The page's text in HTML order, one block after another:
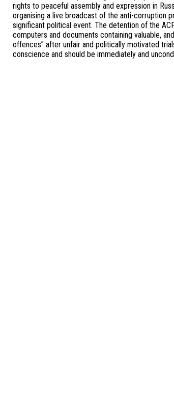
rights to peaceful assembly and expression in
organising a live broadcast of the anti-corruption
significant political event. The detention of the
computers and documents containing valuable,
offences” after unfair and politically motivated
conscience and should be immediately and